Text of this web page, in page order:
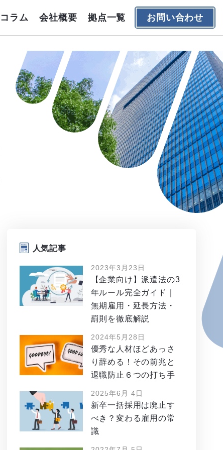
コラム 会社概要 拠点一覧 お問い合わせ
人気記事
2023年3月23日
【企業向け】派遣法の3
年ルール完全ガイド｜
無期雇用・延長方法・
罰則を徹底解説
2024年5月28日
優秀な人材ほどあっさ
り辞める！その前兆と
退職防止６つの打ち手
2025年6月 4日
新卒一括採用は廃止す
べき？変わる雇用の常
識